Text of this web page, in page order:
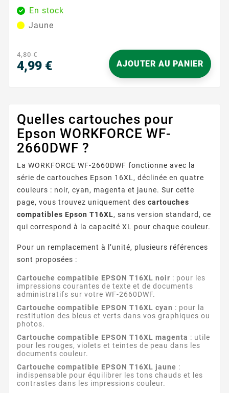
essentielles pour les documents colorés et les
images. Avec une capacité de 450 pages, cette
cartouche assure des résultats constants et fiables,
formule d'encre avancée garantit des couleurs riches
et éclatantes, reproduisant fidèlement les...
En stock
Jaune
4,80 €
4,99 € AJOUTER AU PANIER
Quelles cartouches pour
Epson WORKFORCE WF-
2660DWF ?
La WORKFORCE WF-2660DWF fonctionne avec la
série de cartouches Epson 16XL, déclinée en quatre
couleurs : noir, cyan, magenta et jaune. Sur cette
page, vous trouvez uniquement des cartouches
compatibles Epson T16XL, sans version standard, ce
qui correspond à la capacité XL pour chaque couleur.
Pour un remplacement à l’unité, plusieurs références
sont proposées :
Cartouche compatible EPSON T16XL noir : pour les
impressions courantes de texte et de documents
administratifs sur votre WF-2660DWF.
Cartouche compatible EPSON T16XL cyan : pour la
restitution des bleus et verts dans vos graphiques ou
photos.
Cartouche compatible EPSON T16XL magenta : utile
pour les rouges, violets et teintes de peau dans les
documents couleur.
Cartouche compatible EPSON T16XL jaune :
indispensable pour équilibrer les tons chauds et les
contrastes dans les impressions couleur.